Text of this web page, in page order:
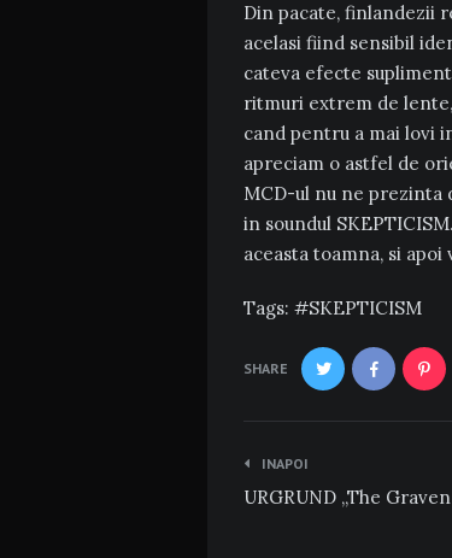
Din pacate, finlandezii
acelasi fiind sensibil
cateva efecte
ritmuri extrem de
cand pentru a mai lovi
apreciam o astfel de
MCD-ul nu ne prezinta
in soundul
aceasta toamna, si
Tags: SKEPTICISM
SHARE
Navigare
în
INAPOI
URGRUND „The